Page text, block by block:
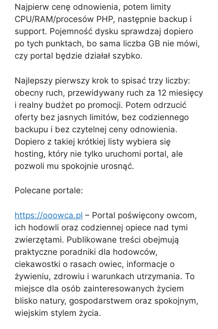
Najpierw cenę odnowienia, potem limity
CPU/RAM/procesów PHP, następnie backup i
support. Pojemność dysku sprawdzaj dopiero
po tych punktach, bo sama liczba GB nie mówi,
czy portal będzie działał szybko.
Najlepszy pierwszy krok to spisać trzy liczby:
obecny ruch, przewidywany ruch za 12 miesięcy
i realny budżet po promocji. Potem odrzucić
oferty bez jasnych limitów, bez codziennego
backupu i bez czytelnej ceny odnowienia.
Dopiero z takiej krótkiej listy wybiera się
hosting, który nie tylko uruchomi portal, ale
pozwoli mu spokojnie urosnąć.
Polecane portale:
https://ooowca.pl – Portal poświęcony owcom,
ich hodowli oraz codziennej opiece nad tymi
zwierzętami. Publikowane treści obejmują
praktyczne poradniki dla hodowców,
ciekawostki o rasach owiec, informacje o
żywieniu, zdrowiu i warunkach utrzymania. To
miejsce dla osób zainteresowanych życiem
blisko natury, gospodarstwem oraz spokojnym,
wiejskim stylem życia.